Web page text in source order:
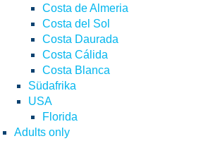
Costa de Almeria
Costa del Sol
Costa Daurada
Costa Cálida
Costa Blanca
Südafrika
USA
Florida
Adults only